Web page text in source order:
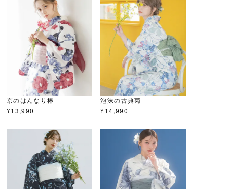
京のはんなり椿
¥13,990
泡沫の古典菊
¥14,990